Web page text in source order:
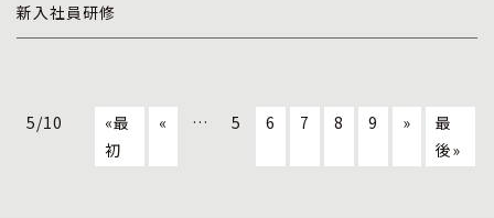
新入社員研修
5/10
«最
初
« … 5 6 7 8 9 »
最
後»